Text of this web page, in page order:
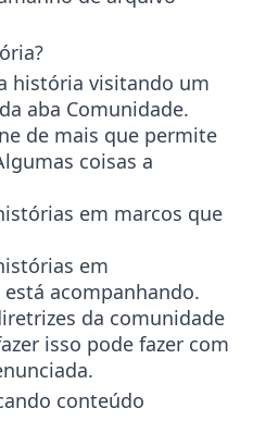
história visitando um
aba Comunidade.
de mais que permite
coisas a
em marcos que
em
acompanhando.
da comunidade
isso pode fazer com
conteúdo